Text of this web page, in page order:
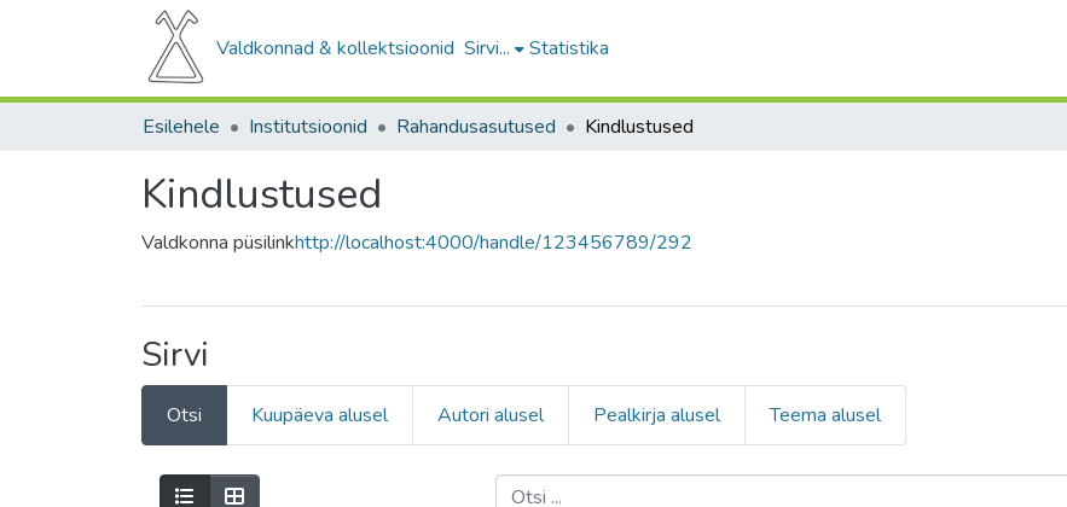
Valdkonnad & kollektsioonid Sirvi... Statistika
Esilehele Institutsioonid Rahandusasutused Kindlustused
Kindlustused
Valdkonna püsilinkhttp://localhost:4000/handle/123456789/292
Sirvi
Otsi Kuupäeva alusel Autori alusel Pealkirja alusel Teema alusel